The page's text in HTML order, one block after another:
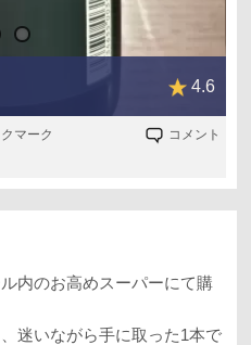
4.6
マーク コメント
内のお高めスーパーにて購
迷いながら手に取った1本で